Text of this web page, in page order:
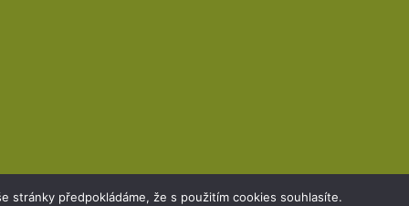
stránky předpokládáme, že s použitím cookies souhlasíte.